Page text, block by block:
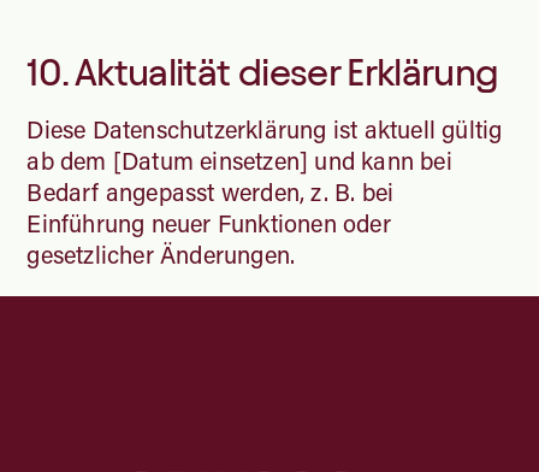
10. Aktualität dieser Erklärung
Diese Datenschutzerklärung ist aktuell gültig
ab dem [Datum einsetzen] und kann bei
Bedarf angepasst werden, z. B. bei
Einführung neuer Funktionen oder
gesetzlicher Änderungen.